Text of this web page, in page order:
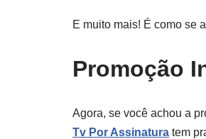
E muito mais! É como se
Promoção
Agora, se você achou a
Tv Por Assinatura tem